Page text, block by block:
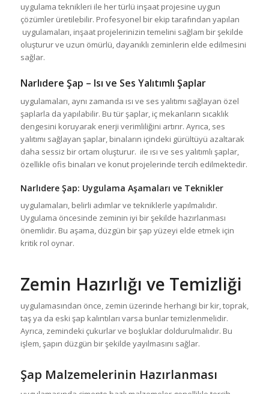
uygulama teknikleri ile her türlü inşaat projesine uygun
çözümler üretilebilir. Profesyonel bir ekip tarafından yapılan
uygulamaları, inşaat projelerinizin temelini sağlam bir şekilde
oluşturur ve uzun ömürlü, dayanıklı zeminlerin elde edilmesini
sağlar.
Narlıdere Şap – Isı ve Ses Yalıtımlı Şaplar
uygulamaları, aynı zamanda ısı ve ses yalıtımı sağlayan özel
şaplarla da yapılabilir. Bu tür şaplar, iç mekanların sıcaklık
dengesini koruyarak enerji verimliliğini artırır. Ayrıca, ses
yalıtımı sağlayan şaplar, binaların içindeki gürültüyü azaltarak
daha sessiz bir ortam oluşturur. ile ısı ve ses yalıtımlı şaplar,
özellikle ofis binaları ve konut projelerinde tercih edilmektedir.
Narlıdere Şap: Uygulama Aşamaları ve Teknikler
uygulamaları, belirli adımlar ve tekniklerle yapılmalıdır.
Uygulama öncesinde zeminin iyi bir şekilde hazırlanması
önemlidir. Bu aşama, düzgün bir şap yüzeyi elde etmek için
kritik rol oynar.
Zemin Hazırlığı ve Temizliği
uygulamasından önce, zemin üzerinde herhangi bir kir, toprak,
taş ya da eski şap kalıntıları varsa bunlar temizlenmelidir.
Ayrıca, zemindeki çukurlar ve boşluklar doldurulmalıdır. Bu
işlem, şapın düzgün bir şekilde yayılmasını sağlar.
Şap Malzemelerinin Hazırlanması